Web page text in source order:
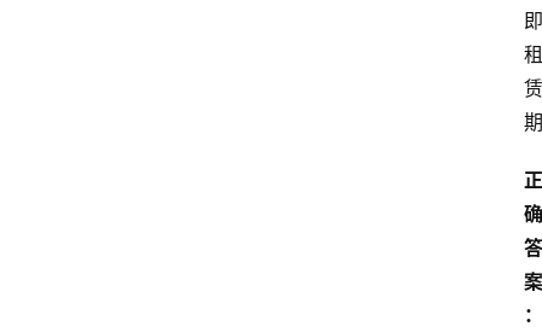
即
租
赁
期
正
确
答
案
：